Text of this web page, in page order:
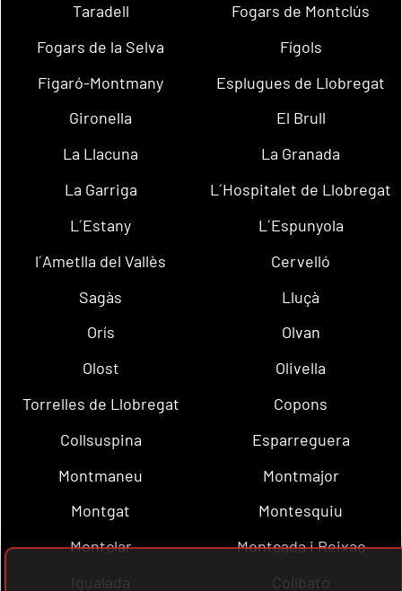
Taradell
Fogars de Montclús
Fogars de la Selva
Fígols
Figaró-Montmany
Esplugues de Llobregat
Gironella
El Brull
La Llacuna
La Granada
La Garriga
L´Hospitalet de Llobregat
L´Estany
L´Espunyola
l´Ametlla del Vallès
Cervelló
Sagàs
Lluçà
Orís
Olvan
Olost
Olivella
Torrelles de Llobregat
Copons
Collsuspina
Esparreguera
Montmaneu
Montmajor
Montgat
Montesquiu
Montclar
Montcada i Reixac
Igualada
Collbató